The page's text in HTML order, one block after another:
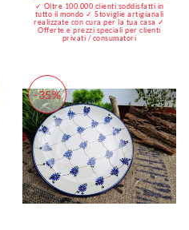
✓ Oltre 100.000 clienti soddisfatti in
tutto il mondo ✓ Stoviglie artigianali
realizzate con cura per la tua casa ✓
Offerte e prezzi speciali per clienti
privati / consumatori
-35%